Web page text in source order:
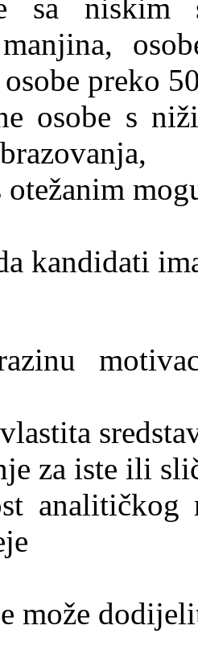
sa niskim
osobe preko
osobe s
otežanim
kandidati
za iste ili
analitičkog
može